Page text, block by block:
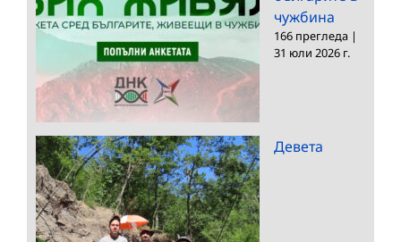
чужбина
166 прегледа |
31 юли 2026 г.
Девета